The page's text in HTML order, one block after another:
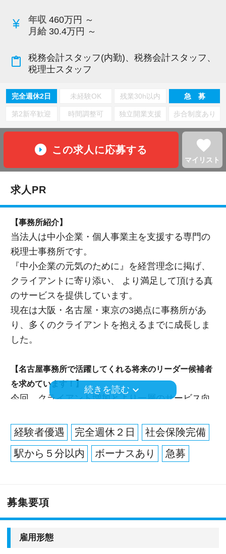
currency_yen 年収 460万円 ～
月給 30.4万円 ～
content_paste
税務会計スタッフ(内勤)、税務会計スタッフ、
税理士スタッフ
完全週休2日 未経験OK 残業30h以内 急 募
第2新卒歓迎 時間調整可 独立開業支援 歩合制度あり
この求人に応募する favorite
マイリスト
求人PR
【事務所紹介】
当法人は中小企業・個人事業主を支援する専門の
税理士事務所です。
『中小企業の元気のために』を経営理念に掲げ、
クライアントに寄り添い、 より満足して頂ける真
のサービスを提供しています。
現在は大阪・名古屋・東京の3拠点に事務所があ
り、多くのクライアントを抱えるまでに成長しま
した。
【名古屋事務所で活躍してくれる将来のリーダー候補者
を求めています！】
今回、クライアント増加とより一層のサービス向
っています。
名古屋事務所は伏見駅から徒歩5分の好立地にあ
り、13名の社員が在席しています。
のは、安心して直接顧客担当を任せることのでき
る、知識・経験・対応力のある方。
チームリーダやマネジメント経験がある方、これ
からそういう経験も身につけたいと想う方は、歓
続きを読む keyboard_arrow_down
経験者優遇 完全週休２日
社会保険完備
駅から５分以内
ボーナスあり 急募
募集要項
雇用形態